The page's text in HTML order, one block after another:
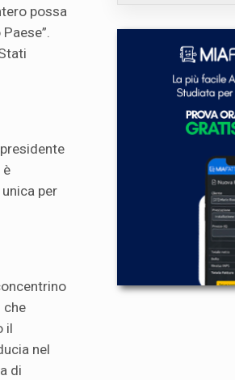
possa
è
per
che
il
nel
di